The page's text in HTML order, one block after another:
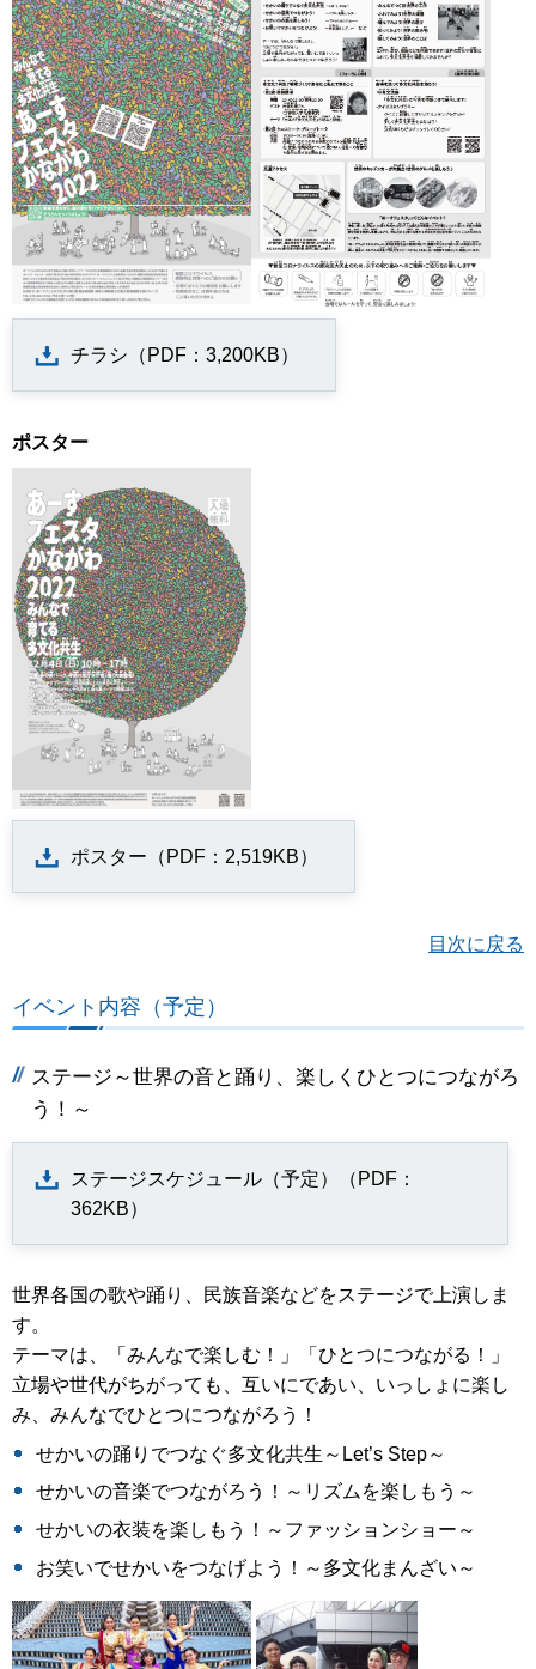
チラシ（PDF：3,200KB）
ポスター
ポスター（PDF：2,519KB）
目次に戻る
イベント内容（予定）
ステージ～世界の音と踊り、楽しくひとつにつながろ
う！～
ステージスケジュール（予定）（PDF：
362KB）
世界各国の歌や踊り、民族音楽などをステージで上演しま
す。
テーマは、「みんなで楽しむ！」「ひとつにつながる！」
立場や世代がちがっても、互いにであい、いっしょに楽し
み、みんなでひとつにつながろう！
せかいの踊りでつなぐ多文化共生～Let’s Step～
せかいの音楽でつながろう！～リズムを楽しもう～
せかいの衣装を楽しもう！～ファッションショー～
お笑いでせかいをつなげよう！～多文化まんざい～